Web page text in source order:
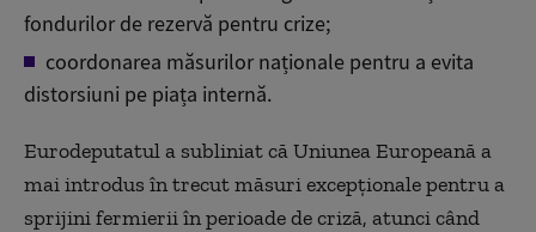
fondurilor de rezervă pentru crize;
coordonarea măsurilor naționale pentru a evita
distorsiuni pe piața internă.
Eurodeputatul a subliniat că Uniunea Europeană a
mai introdus în trecut măsuri excepționale pentru a
sprijini fermierii în perioade de criză, atunci când